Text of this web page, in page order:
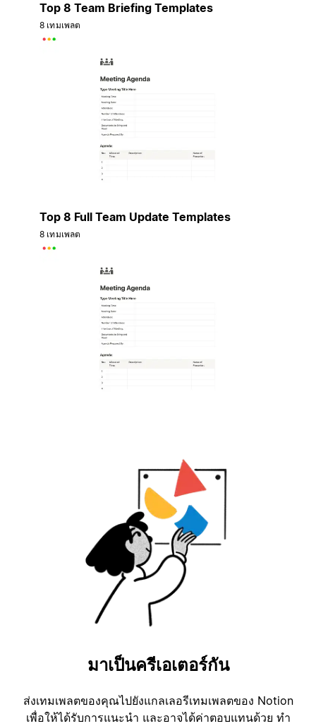
Top 8 Team Briefing Templates
8 เทมเพลต
Top 8 Full Team Update Templates
8 เทมเพลต
มาเป็นครีเอเตอร์กัน
ส่งเทมเพลตของคุณไปยังแกลเลอรีเทมเพลตของ Notion
เพื่อให้ได้รับการแนะนำ และอาจได้ค่าตอบแทนด้วย ทำ